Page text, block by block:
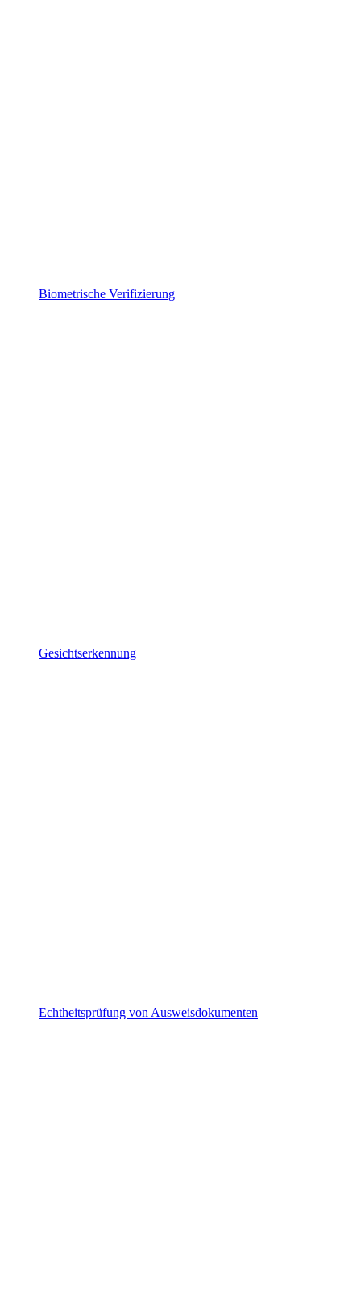
Biometrische Verifizierung
Gesichtserkennung
Echtheitsprüfung von Ausweisdokumenten